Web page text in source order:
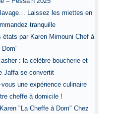
Laissez les miettes en
tranquille
états par Karen Mimouni Chef à
Dom'
: la célèbre boucherie et
Jaffa se convertit
une expérience culinaire
cheffe à domicile !
"La Cheffe à Dom" Chez